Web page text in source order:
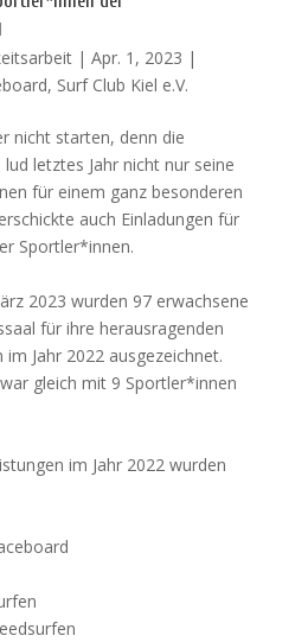
| Apr. 1, 2023 |
, Surf Club Kiel e.V.
nicht starten, denn die
letztes Jahr nicht nur seine
für einem ganz besonderen
auch Einladungen für
Sportler*innen.
2023 wurden 97 erwachsene
für ihre herausragenden
Jahr 2022 ausgezeichnet.
gleich mit 9 Sportler*innen
im Jahr 2022 wurden